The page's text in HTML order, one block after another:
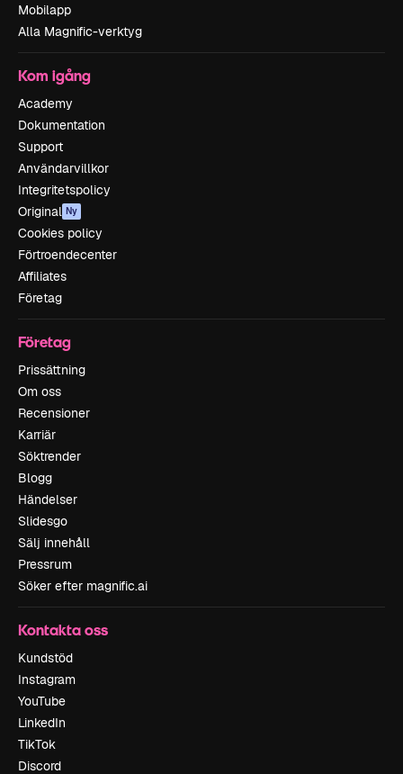
Mobilapp
Alla Magnific-verktyg
Kom igång
Academy
Dokumentation
Support
Användarvillkor
Integritetspolicy
Original Ny
Cookies policy
Förtroendecenter
Affiliates
Företag
Företag
Prissättning
Om oss
Recensioner
Karriär
Söktrender
Blogg
Händelser
Slidesgo
Sälj innehåll
Pressrum
Söker efter magnific.ai
Kontakta oss
Kundstöd
Instagram
YouTube
LinkedIn
TikTok
Discord